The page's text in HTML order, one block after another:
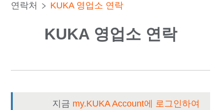
연락처 KUKA 영업소 연락
KUKA 영업소 연락
지금 my.KUKA Account에 로그인하여